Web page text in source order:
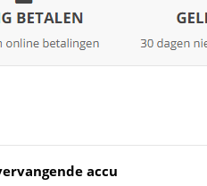
accu